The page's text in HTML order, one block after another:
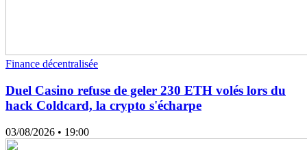
Finance décentralisée
Duel Casino refuse de geler 230 ETH volés lors du
hack Coldcard, la crypto s'écharpe
03/08/2026 • 19:00